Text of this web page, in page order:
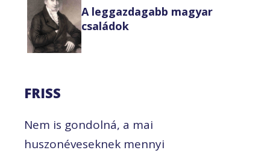
A leggazdagabb magyar
családok
FRISS
Nem is gondolná, a mai
huszonéveseknek mennyi